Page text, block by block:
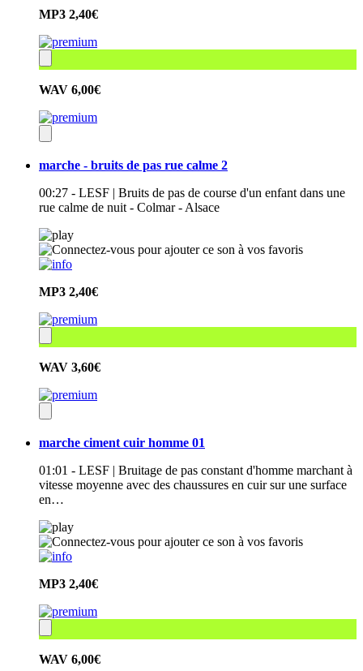
MP3 2,40€
WAV 6,00€
marche - bruits de pas rue calme 2
00:27 - LESF | Bruits de pas de course d'un enfant dans une
rue calme de nuit - Colmar - Alsace
MP3 2,40€
WAV 3,60€
marche ciment cuir homme 01
01:01 - LESF | Bruitage de pas constant d'homme marchant à
vitesse moyenne avec des chaussures en cuir sur une surface
en…
MP3 2,40€
WAV 6,00€